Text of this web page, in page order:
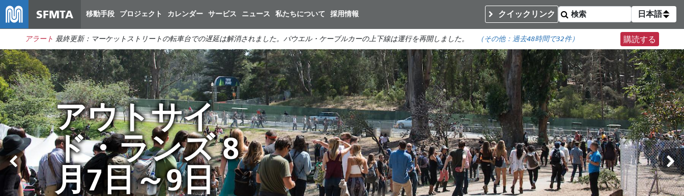
イ
ン
コ
ン
テ
ン
ツ
に
移
動
SFMTA 移動手段 プロジェクト カレンダー サービス ニュース 私たちについて 採用情報 クイックリンク 日本語
アラート 最終更新：マーケットストリートの転車台での遅延は解消されました。パウエル・ケーブルカーの上下線は運行を再開しました。 （その他： 過去48時間で32件） 購読する
アウトサイ
ド・ランズ 8
月7日～9日
夏はMuniで
移動しよう
予算のギャ
ップを埋め
て市を節約